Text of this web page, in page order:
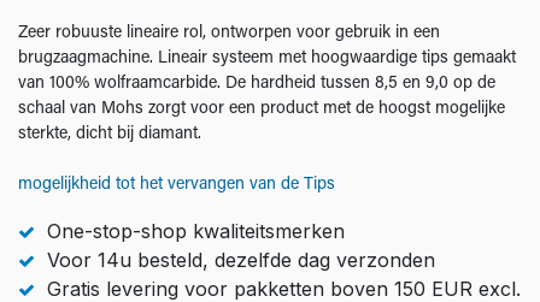
Zeer robuuste lineaire rol, ontworpen voor gebruik in een
brugzaagmachine. Lineair systeem met hoogwaardige tips gemaakt
van 100% wolfraamcarbide. De hardheid tussen 8,5 en 9,0 op de
schaal van Mohs zorgt voor een product met de hoogst mogelijke
sterkte, dicht bij diamant.
mogelijkheid tot het vervangen van de Tips
One-stop-shop kwaliteitsmerken
Voor 14u besteld, dezelfde dag verzonden
Gratis levering voor pakketten boven 150 EUR excl.